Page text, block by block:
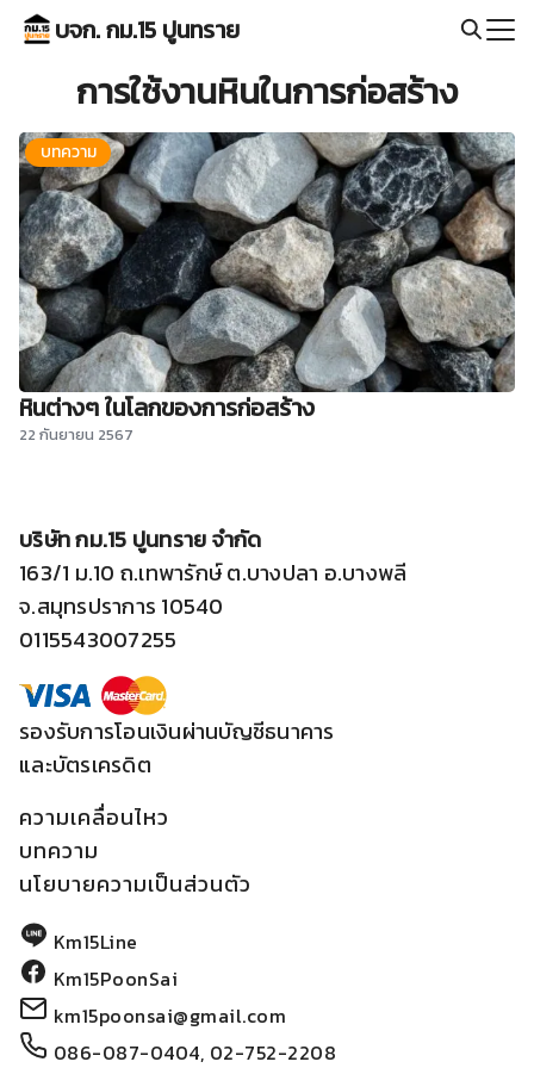
Skip
บจก. กม.15 ปูนทราย
การใช้งานหินในการก่อสร้าง
บทความ
หินต่างๆ ในโลกของการก่อสร้าง
22 กันยายน 2567
บริษัท กม.15 ปูนทราย จำกัด
163/1 ม.10 ถ.เทพารักษ์ ต.บางปลา อ.บางพลี
จ.สมุทรปราการ 10540
0115543007255
รองรับการโอนเงินผ่านบัญชีธนาคาร
และบัตรเครดิต
ความเคลื่อนไหว
บทความ
นโยบายความเป็นส่วนตัว
Km15Line
Km15PoonSai
km15poonsai@gmail.com
086-087-0404, 02-752-2208